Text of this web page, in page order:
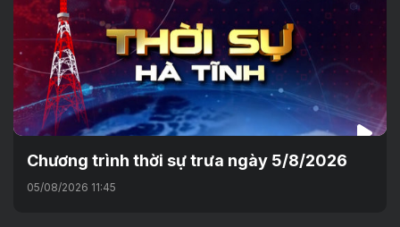
Chương trình thời sự trưa ngày 5/8/2026
05/08/2026 11:45